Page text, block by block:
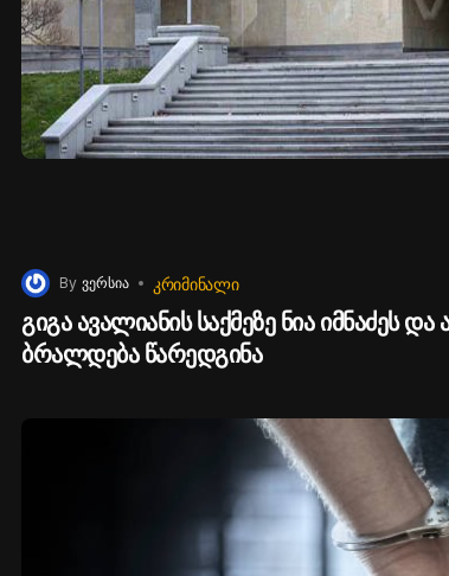
By ვერსია ᲙᲠᲘᲛᲘᲜᲐᲚᲘ
გიგა ავალიანის საქმეზე ნია იმნაძეს
ბრალდება წარედგინა